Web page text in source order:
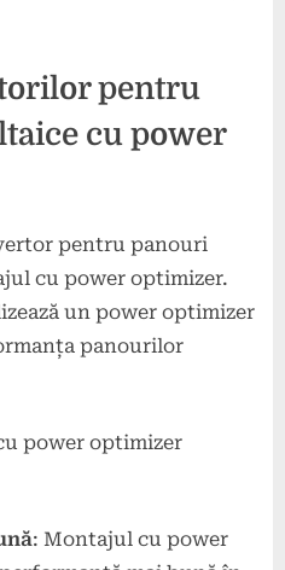
pentru
cu power
pentru panouri
cu power optimizer.
un power optimizer
panourilor
power optimizer
: Montajul cu power